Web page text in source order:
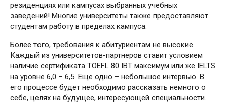
резиденциях или кампусах выбранных учебных
заведений! Многие университеты также предоставляют
студентам работу в пределах кампуса.
Более того, требования к абитуриентам не высокие.
Каждый из университетов-партнеров ставит условием
наличие сертификата TOEFL 80 IBT максимум или же IELTS
на уровне 6,0 – 6,5. Еще одно – небольшое интервью. В
его процессе будет необходимо рассказать немного о
себе, целях на будущее, интересующей специальности.